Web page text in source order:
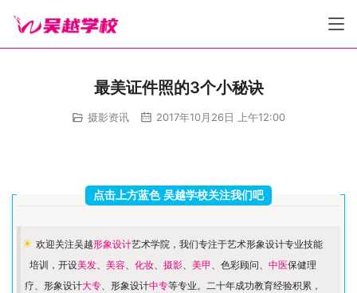
最美证件照的3个小秘诀
摄影资讯 2017年10月26日 上午12:00
点击上方蓝色 吴越学校关注我们吧
☀ 欢迎关注吴越形象设计艺术学院，我们专注于艺术形象设计专业技能
培训，开设美发、 美容、 化妆、 摄影、 美甲 、色彩顾问、 中医保健理
疗、形象设计大专、形象设计中专等专业。二十年成功教育经验积累，